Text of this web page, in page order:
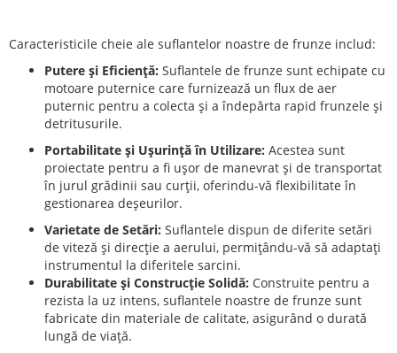
Caracteristicile cheie ale suflantelor noastre de frunze includ:
Putere și Eficiență: Suflantele de frunze sunt echipate cu
motoare puternice care furnizează un flux de aer
puternic pentru a colecta și a îndepărta rapid frunzele și
detritusurile.
Portabilitate și Ușurință în Utilizare: Acestea sunt
proiectate pentru a fi ușor de manevrat și de transportat
în jurul grădinii sau curții, oferindu-vă flexibilitate în
gestionarea deșeurilor.
Varietate de Setări: Suflantele dispun de diferite setări
de viteză și direcție a aerului, permițându-vă să adaptați
instrumentul la diferitele sarcini.
Durabilitate și Construcție Solidă: Construite pentru a
rezista la uz intens, suflantele noastre de frunze sunt
fabricate din materiale de calitate, asigurând o durată
lungă de viață.